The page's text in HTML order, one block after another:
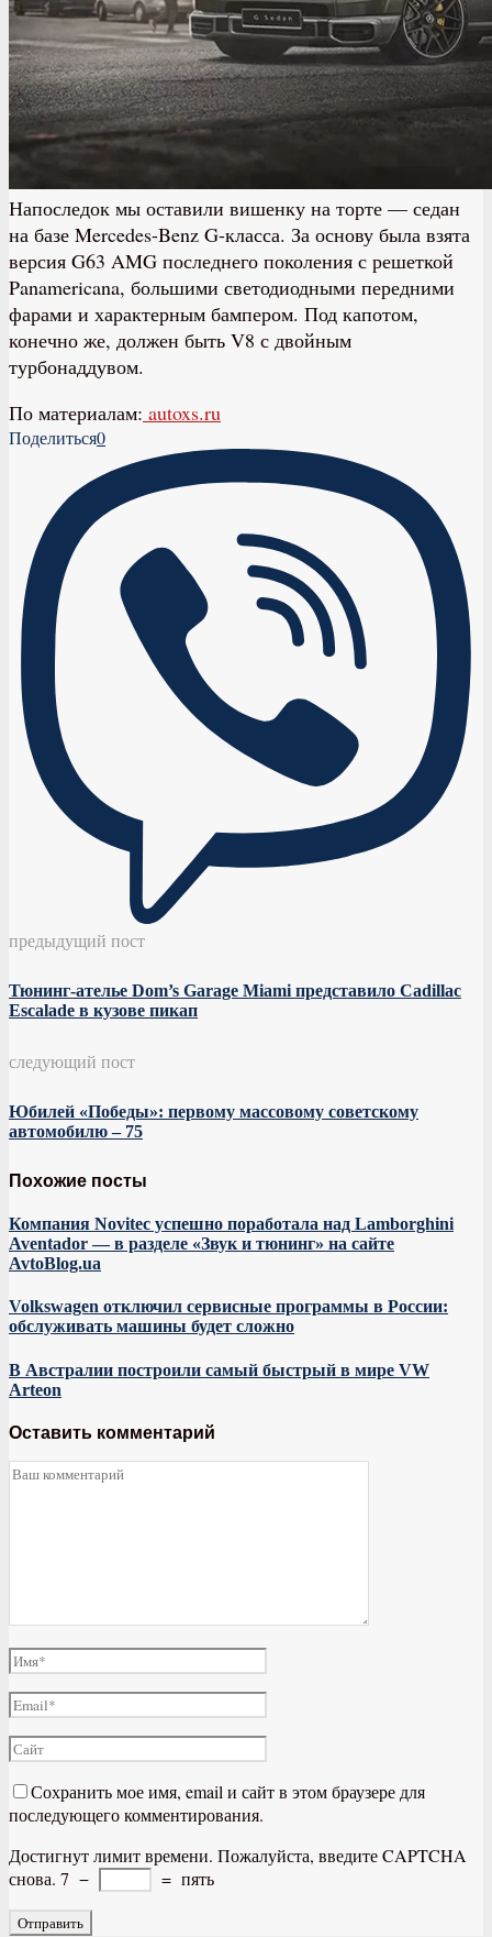
Напоследок мы оставили вишенку на торте — седан
на базе Mercedes-Benz G-класса. За основу была взята
версия G63 AMG последнего поколения с решеткой
Panamericana, большими светодиодными передними
фарами и характерным бампером. Под капотом,
конечно же, должен быть V8 с двойным
турбонаддувом.
По материалам: autoxs.ru
Поделиться0
предыдущий пост
Тюнинг-ателье Dom’s Garage Miami представило Cadillac
Escalade в кузове пикап
следующий пост
Юбилей «Победы»: первому массовому советскому
автомобилю – 75
Похожие посты
Компания Novitec успешно поработала над Lamborghini
Aventador — в разделе «Звук и тюнинг» на сайте
AvtoBlog.ua
Volkswagen отключил сервисные программы в России:
обслуживать машины будет сложно
В Австралии построили самый быстрый в мире VW
Arteon
Оставить комментарий
Сохранить мое имя, email и сайт в этом браузере для
последующего комментирования.
Достигнут лимит времени. Пожалуйста, введите CAPTCHA
снова. 7 − = пять